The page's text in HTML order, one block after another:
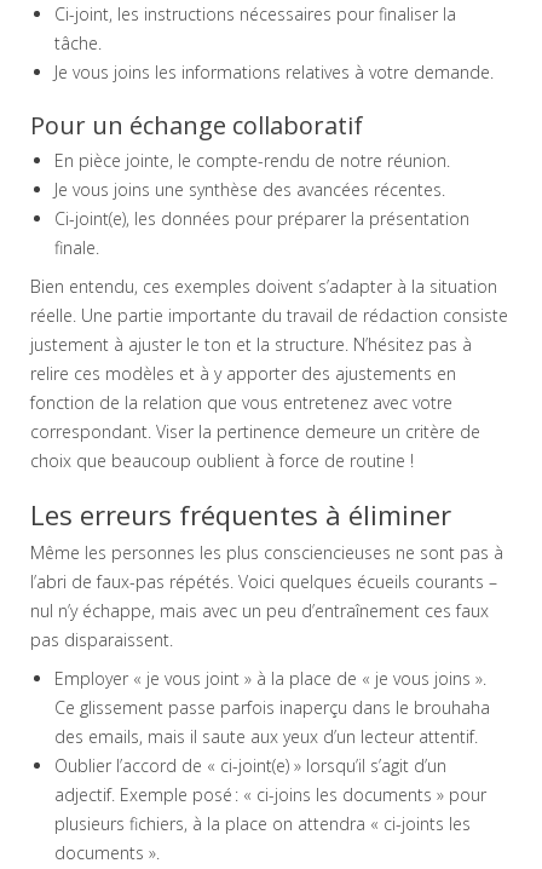
Ci-joint, les instructions nécessaires pour finaliser la
tâche.
Je vous joins les informations relatives à votre demande.
Pour un échange collaboratif
En pièce jointe, le compte-rendu de notre réunion.
Je vous joins une synthèse des avancées récentes.
Ci-joint(e), les données pour préparer la présentation
finale.
Bien entendu, ces exemples doivent s’adapter à la situation
réelle. Une partie importante du travail de rédaction consiste
justement à ajuster le ton et la structure. N’hésitez pas à
relire ces modèles et à y apporter des ajustements en
fonction de la relation que vous entretenez avec votre
correspondant. Viser la pertinence demeure un critère de
choix que beaucoup oublient à force de routine !
Les erreurs fréquentes à éliminer
Même les personnes les plus consciencieuses ne sont pas à
l’abri de faux-pas répétés. Voici quelques écueils courants –
nul n’y échappe, mais avec un peu d’entraînement ces faux
pas disparaissent.
Employer « je vous joint » à la place de « je vous joins ».
Ce glissement passe parfois inaperçu dans le brouhaha
des emails, mais il saute aux yeux d’un lecteur attentif.
Oublier l’accord de « ci-joint(e) » lorsqu’il s’agit d’un
adjectif. Exemple posé : « ci-joins les documents » pour
plusieurs fichiers, à la place on attendra « ci-joints les
documents ».